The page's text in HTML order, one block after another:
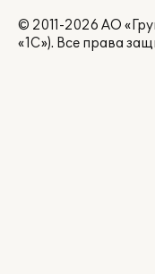
© 2011-2026 АО
«1С»). Все права